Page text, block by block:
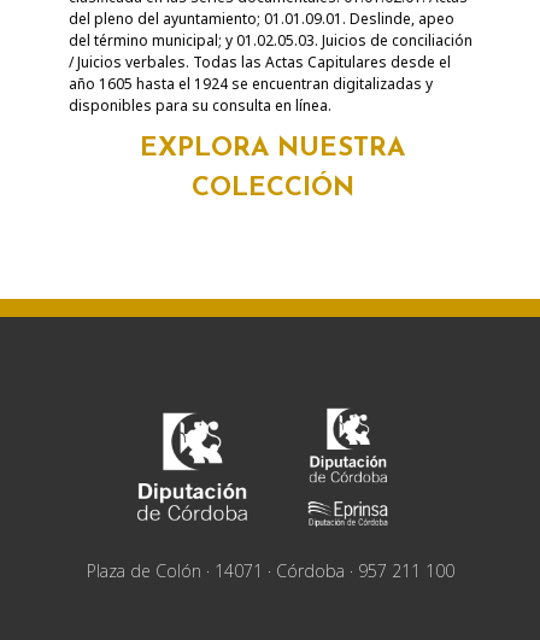
del pleno del ayuntamiento; 01.01.09.01. Deslinde, apeo
del término municipal; y 01.02.05.03. Juicios de conciliación
/ Juicios verbales. Todas las Actas Capitulares desde el
año 1605 hasta el 1924 se encuentran digitalizadas y
disponibles para su consulta en línea.
EXPLORA NUESTRA
COLECCIÓN
Plaza de Colón · 14071 · Córdoba · 957 211 100